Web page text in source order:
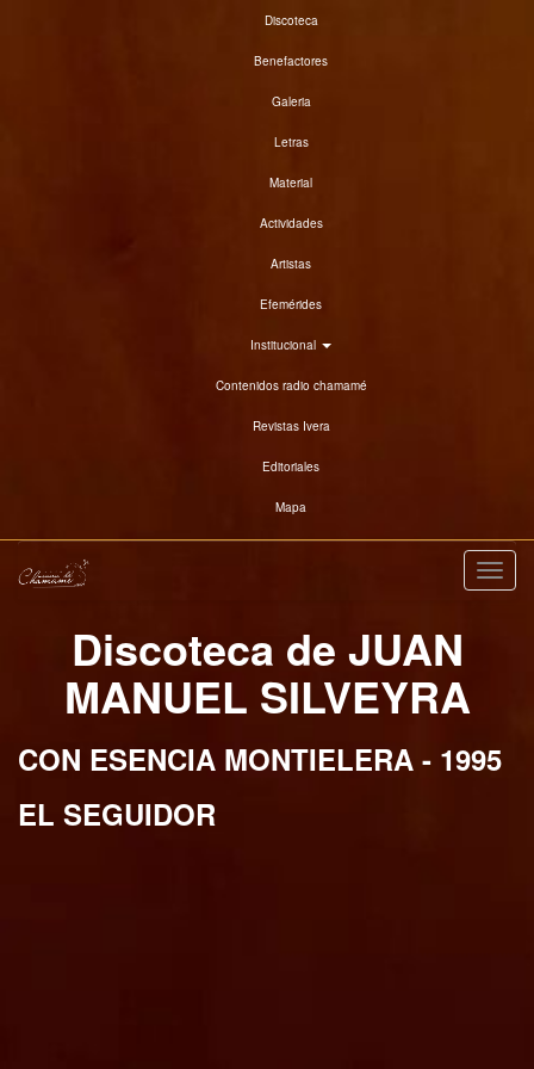
Discoteca
Benefactores
Galeria
Letras
Material
Actividades
Artistas
Efemérides
Institucional
Contenidos radio chamamé
Revistas Ivera
Editoriales
Mapa
Discoteca de JUAN
MANUEL SILVEYRA
CON ESENCIA MONTIELERA - 1995
EL SEGUIDOR